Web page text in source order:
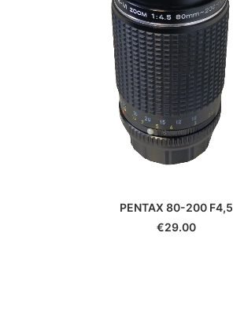
PENTAX 80-200 F4,5
€29.00